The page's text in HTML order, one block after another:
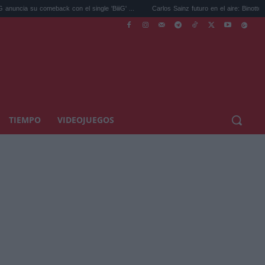
con el single 'BiiiG' ... Carlos Sainz futuro en el aire: Binotto ya sonríe ...
TIEMPO VIDEOJUEGOS